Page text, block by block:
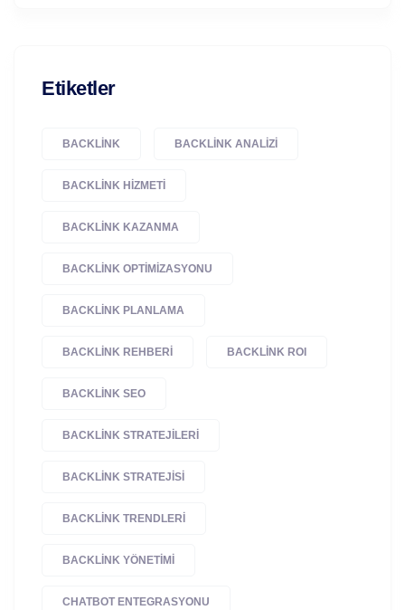
Etiketler
BACKLINK BACKLINK ANALIZI
BACKLINK HIZMETI
BACKLINK KAZANMA
BACKLINK OPTIMIZASYONU
BACKLINK PLANLAMA
BACKLINK REHBERI BACKLINK ROI
BACKLINK SEO
BACKLINK STRATEJILERI
BACKLINK STRATEJISI
BACKLINK TRENDLERI
BACKLINK YÖNETIMI
CHATBOT ENTEGRASYONU